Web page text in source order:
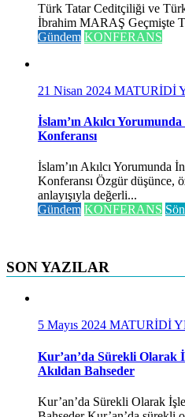
Türk Tatar Ceditçiliği ve
İbrahim MARAŞ Geçmişte
Gündem KONFERANS
21 Nisan 2024 MATURİDİ
İslam’ın Akılcı
Konferansı
İslam’ın Akılcı Yorumunda
Konferansı Özgür düşünce,
anlayışıyla değerli...
Gündem KONFERANS
SON YAZILAR
5 Mayıs 2024 MATURİDİ
Kur’an’da Sürekli Olarak
Akıldan Bahseder
Kur’an’da Sürekli Olarak